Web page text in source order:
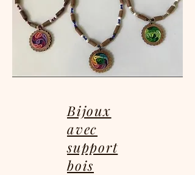
Bijoux
avec
support
bois